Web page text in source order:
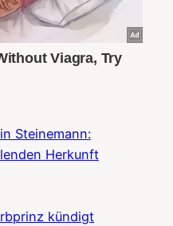
Steinemann:
Herkunft
kündigt